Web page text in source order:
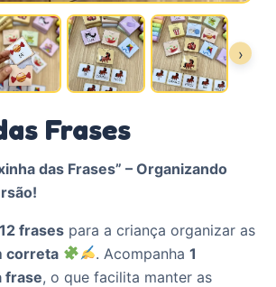
›
Frases
das Frases” – Organizando
12 frases para a criança organizar as
correta
. Acompanha1
frase, o que facilita manter as